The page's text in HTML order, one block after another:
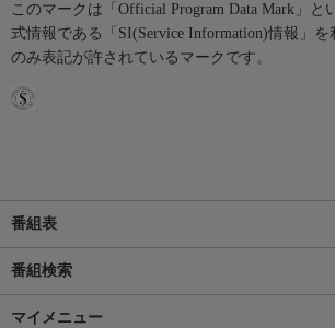
このマークは「Official Program Data Mark」と
式情報である「SI(Service Information)情報」
のみ表記が許されているマークです。
番組表
番組検索
マイメニュー